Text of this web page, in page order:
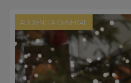
AUDIENCIA GENERAL